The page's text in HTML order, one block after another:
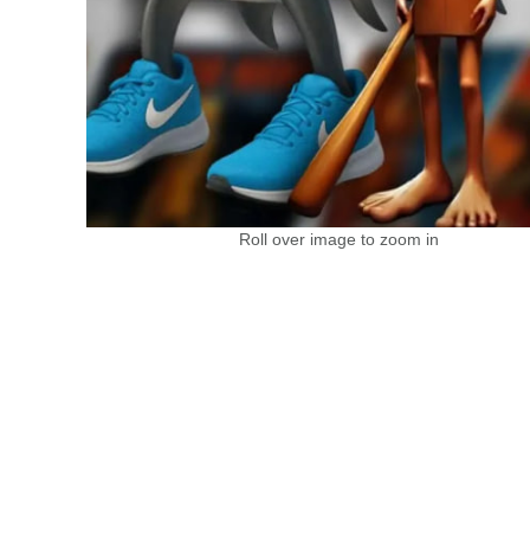
Roll over image to zoom in